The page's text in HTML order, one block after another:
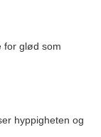
for glød som
hyppigheten og